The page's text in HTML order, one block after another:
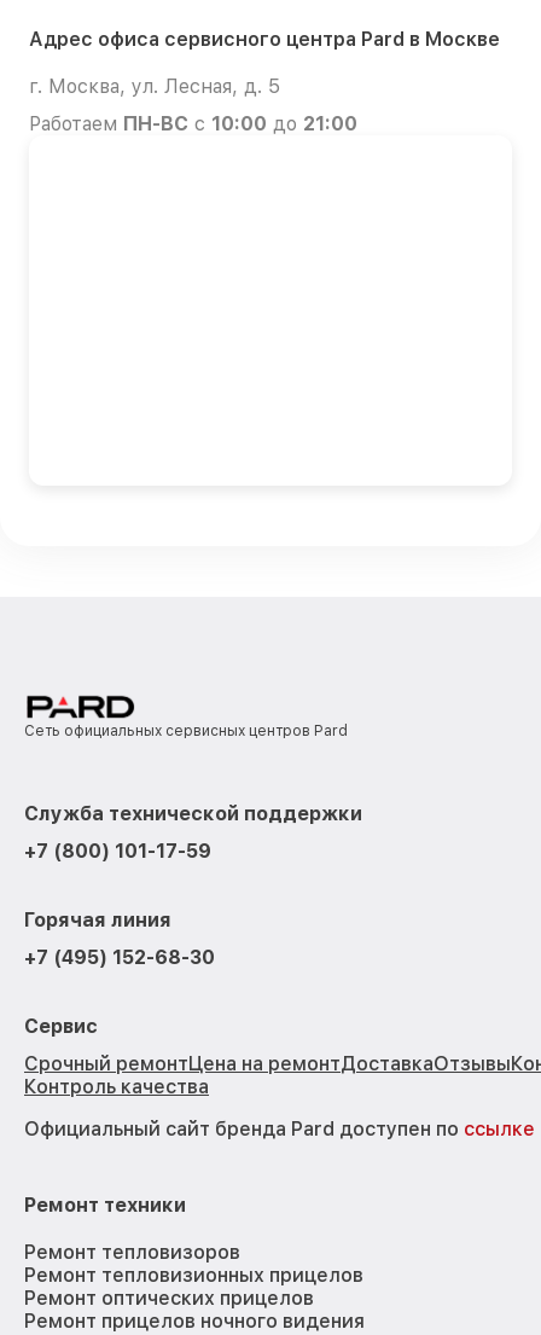
Адрес офиса сервисного центра Pard в Москве
г. Москва, ул. Лесная, д. 5
Работаем ПН-ВС с 10:00 до 21:00
Сеть официальных сервисных центров Pard
Служба технической поддержки
+7 (800) 101-17-59
Горячая линия
+7 (495) 152-68-30
Сервис
Срочный ремонтЦена на ремонтДоставкаОтзывы
Контроль качества
Официальный сайт бренда Pard доступен по ссылке
Ремонт техники
Ремонт тепловизоров
Ремонт тепловизионных прицелов
Ремонт оптических прицелов
Ремонт прицелов ночного видения